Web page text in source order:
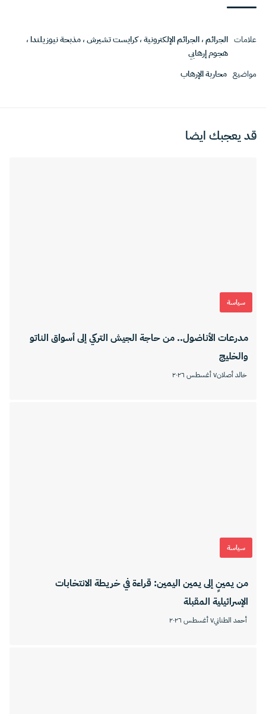
علامات الجرائم،الجرائم الإلكترونية،كرايست تشيرش،مذبحة نيوزيلندا،
هجوم إرهابي
مواضيع محاربة الإرهاب
قد يعجبك ايضا
سياسة
مدرعات الأناضول.. من حاجة الجيش التركي إلى أسواق الناتو
والخليج
خالد أصلان٧ أغسطس ٢٠٢٦
سياسة
من يمينٍ إلى يمين اليمين: قراءة في خريطة الانتخابات
الإسرائيلية المقبلة
أحمد الطناني٧ أغسطس ٢٠٢٦